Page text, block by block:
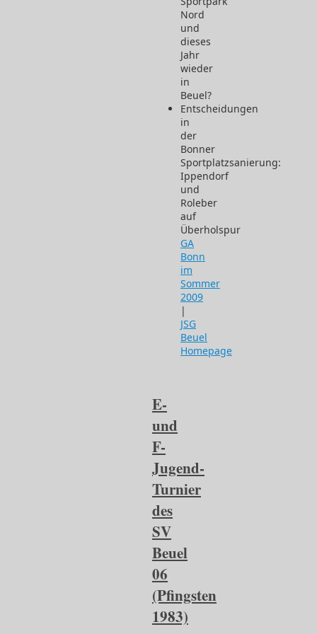
Nord
und
dieses
Jahr
wieder
in
Beuel?
Entscheidungen
in
der
Bonner
Sportplatzsanierung:
Ippendorf
und
Roleber
auf
Überholspur
GA
Bonn
im
Sommer
2009
|
JSG
Beuel
Homepage
E-
und
F-
Jugend-
Turnier
des
SV
Beuel
06
(Pfingsten
1983)